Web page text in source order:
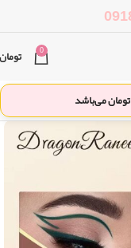
0 تومان
تومان می‌باشد